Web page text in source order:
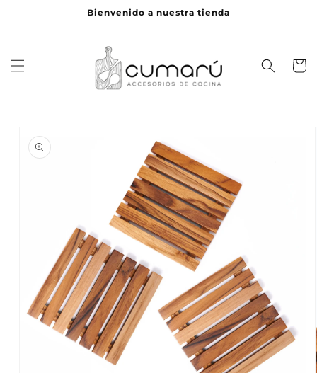
Bienvenido a nuestra tienda
Carrito
información